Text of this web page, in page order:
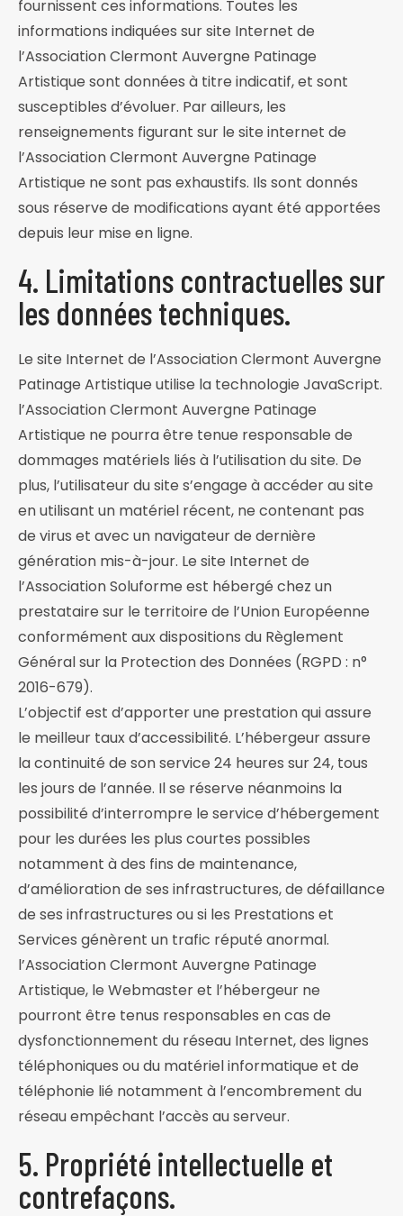
fournissent ces informations. Toutes les
informations indiquées sur site Internet de
l’Association Clermont Auvergne Patinage
Artistique sont données à titre indicatif, et sont
susceptibles d’évoluer. Par ailleurs, les
renseignements figurant sur le site internet de
l’Association Clermont Auvergne Patinage
Artistique ne sont pas exhaustifs. Ils sont donnés
sous réserve de modifications ayant été apportées
depuis leur mise en ligne.
4. Limitations contractuelles sur
les données techniques.
Le site Internet de l’Association Clermont Auvergne
Patinage Artistique utilise la technologie JavaScript.
l’Association Clermont Auvergne Patinage
Artistique ne pourra être tenue responsable de
dommages matériels liés à l’utilisation du site. De
plus, l’utilisateur du site s’engage à accéder au site
en utilisant un matériel récent, ne contenant pas
de virus et avec un navigateur de dernière
génération mis-à-jour. Le site Internet de
l’Association Soluforme est hébergé chez un
prestataire sur le territoire de l’Union Européenne
conformément aux dispositions du Règlement
Général sur la Protection des Données (RGPD : n°
2016-679).
L’objectif est d’apporter une prestation qui assure
le meilleur taux d’accessibilité. L’hébergeur assure
la continuité de son service 24 heures sur 24, tous
les jours de l’année. Il se réserve néanmoins la
possibilité d’interrompre le service d’hébergement
pour les durées les plus courtes possibles
notamment à des fins de maintenance,
d’amélioration de ses infrastructures, de défaillance
de ses infrastructures ou si les Prestations et
Services génèrent un trafic réputé anormal.
l’Association Clermont Auvergne Patinage
Artistique, le Webmaster et l’hébergeur ne
pourront être tenus responsables en cas de
dysfonctionnement du réseau Internet, des lignes
téléphoniques ou du matériel informatique et de
téléphonie lié notamment à l’encombrement du
réseau empêchant l’accès au serveur.
5. Propriété intellectuelle et
contrefaçons.